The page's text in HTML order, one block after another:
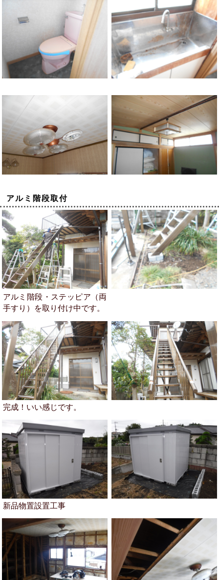
アルミ階段取付
アルミ階段・ステッピア（両
手すり）を取り付け中です。
完成！いい感じです。
新品物置設置工事